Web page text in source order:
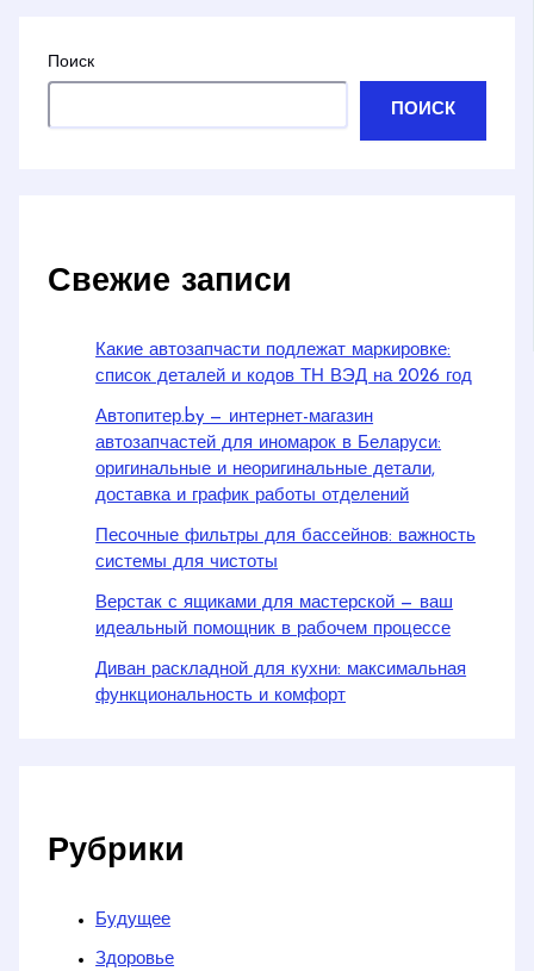
Поиск
ПОИСК
Свежие записи
Какие автозапчасти подлежат маркировке:
список деталей и кодов ТН ВЭД на 2026 год
Автопитер.by — интернет-магазин
автозапчастей для иномарок в Беларуси:
оригинальные и неоригинальные детали,
доставка и график работы отделений
Песочные фильтры для бассейнов: важность
системы для чистоты
Верстак с ящиками для мастерской — ваш
идеальный помощник в рабочем процессе
Диван раскладной для кухни: максимальная
функциональность и комфорт
Рубрики
Будущее
Здоровье